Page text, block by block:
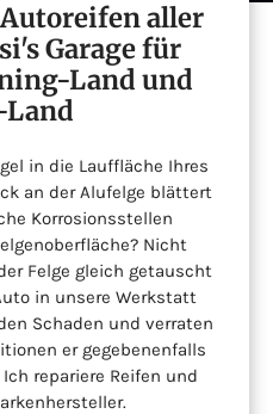
aller
Garage für
Land und
in die Lauffläche Ihres
an der Alufelge blättert
Korrosionsstellen
Nicht
Felge gleich getauscht
in unsere Werkstatt
Schaden und verraten
er gegebenenfalls
repariere Reifen und